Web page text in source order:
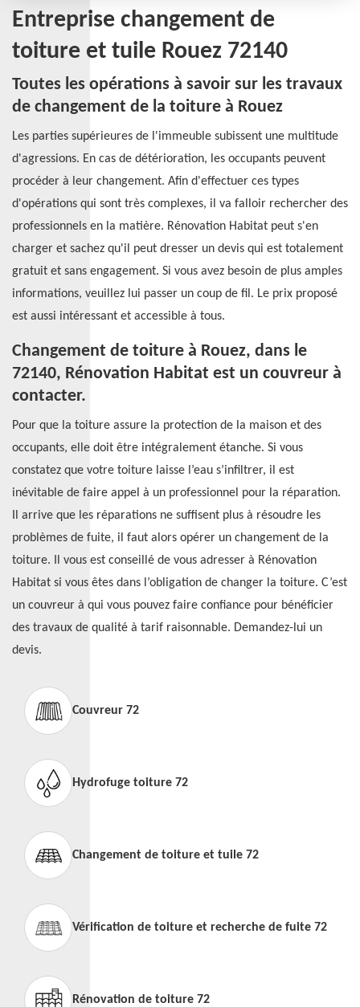
Entreprise changement de
toiture et tuile Rouez 72140
Toutes les opérations à savoir sur les travaux
de changement de la toiture à Rouez
Les parties supérieures de l'immeuble subissent une multitude
d'agressions. En cas de détérioration, les occupants peuvent
procéder à leur changement. Afin d'effectuer ces types
d'opérations qui sont très complexes, il va falloir rechercher des
professionnels en la matière. Rénovation Habitat peut s'en
charger et sachez qu'il peut dresser un devis qui est totalement
gratuit et sans engagement. Si vous avez besoin de plus amples
informations, veuillez lui passer un coup de fil. Le prix proposé
est aussi intéressant et accessible à tous.
Changement de toiture à Rouez, dans le
72140, Rénovation Habitat est un couvreur à
contacter.
Pour que la toiture assure la protection de la maison et des
occupants, elle doit être intégralement étanche. Si vous
constatez que votre toiture laisse l’eau s’infiltrer, il est
inévitable de faire appel à un professionnel pour la réparation.
Il arrive que les réparations ne suffisent plus à résoudre les
problèmes de fuite, il faut alors opérer un changement de la
toiture. Il vous est conseillé de vous adresser à Rénovation
Habitat si vous êtes dans l’obligation de changer la toiture. C’est
un couvreur à qui vous pouvez faire confiance pour bénéficier
des travaux de qualité à tarif raisonnable. Demandez-lui un
devis.
Couvreur 72
Hydrofuge toiture 72
Changement de toiture et tuile 72
Vérification de toiture et recherche de fuite 72
Rénovation de toiture 72